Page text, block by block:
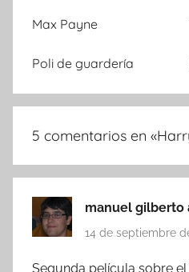
Max Payne
Poli de guardería
5 comentarios en «
manuel gilberto
14 de septiembre
Segunda película sobre